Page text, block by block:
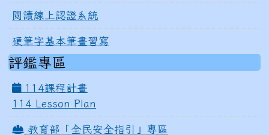
閱讀線上認證系統
硬筆字基本筆畫習寫
評鑑專區
114課程計畫
114 Lesson Plan
教育部「全民安全指引」專區